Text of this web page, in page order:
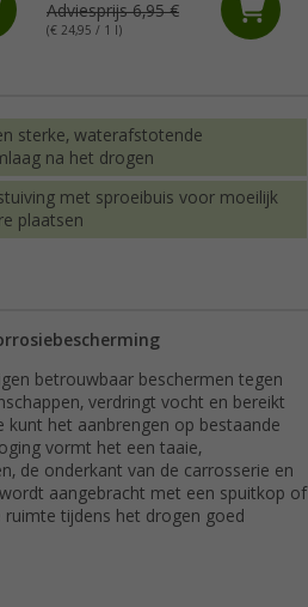
Adviesprijs 6,95 €
(€ 24,95 / 1 l)
sterke, waterafstotende
na het drogen
met sproeibuis voor moeilijk
plaatsen
betrouwbaar beschermen tegen
verdringt vocht en bereikt
kunt het aanbrengen op bestaande
vormt het een taaie,
de onderkant van de carrosserie en
aangebracht met een spuitkop of
tijdens het drogen goed